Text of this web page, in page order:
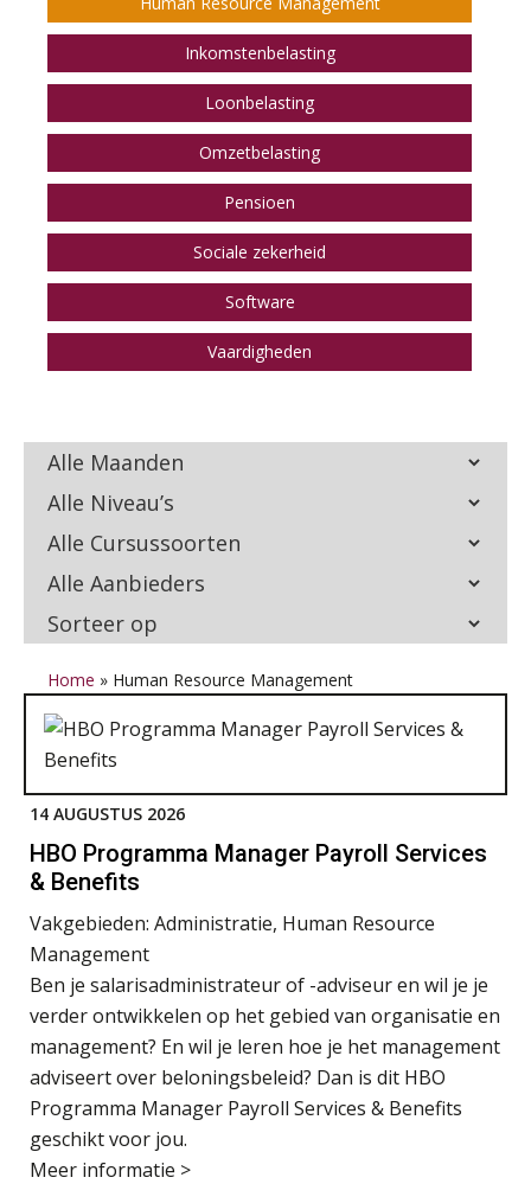
Inkomstenbelasting
Loonbelasting
Omzetbelasting
Pensioen
Sociale zekerheid
Software
Vaardigheden
Home » Human Resource Management
14 AUGUSTUS 2026
HBO Programma Manager Payroll Services
& Benefits
Vakgebieden: Administratie, Human Resource
Management
Ben je salarisadministrateur of -adviseur en wil je je
verder ontwikkelen op het gebied van organisatie en
management? En wil je leren hoe je het management
adviseert over beloningsbeleid? Dan is dit HBO
Programma Manager Payroll Services & Benefits
geschikt voor jou.
Meer informatie >